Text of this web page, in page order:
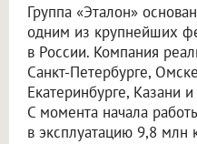
Группа «Эталон»
одним из крупнейших
в России. Компания
Санкт-Петербурге,
Екатеринбурге, Казани
С момента начала
в эксплуатацию 9,8 млн